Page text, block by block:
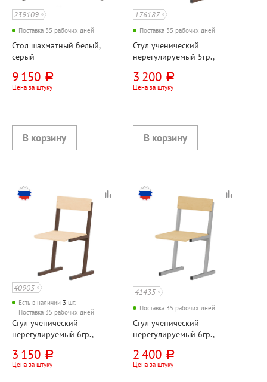
239109
Поставка 35 рабочих дней
Стол шахматный белый,
серый
9 150 руб.
Цена за штуку
176187
Поставка 35 рабочих дней
Стул ученический
нерегулируемый 5гр.,
коричневый,
прямоугольная труба
3 200 руб.
Цена за штуку
40903
Есть в наличии 3 шт.
Поставка 35 рабочих дней
Стул ученический
нерегулируемый 6гр.,
коричневый,
прямоугольная труба
3 150 руб.
Цена за штуку
41435
Поставка 35 рабочих дней
Стул ученический
нерегулируемый 6гр.,
прямоугольная труба
2 400 руб.
Цена за штуку